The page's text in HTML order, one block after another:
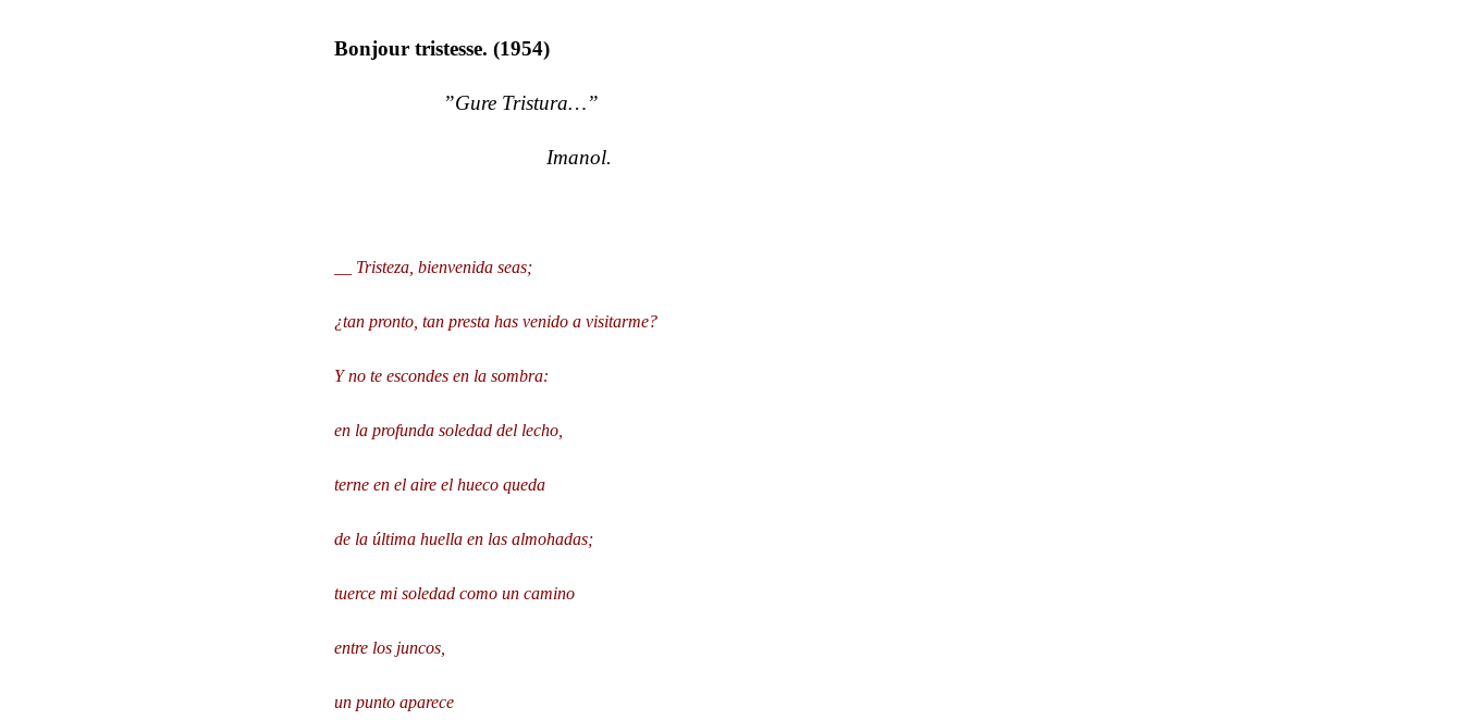
Bonjour tristesse. (1954)
”Gure Tristura…”
Imanol.
__ Tristeza, bienvenida seas;
¿tan pronto, tan presta has venido a visitarme?
Y no te escondes en la sombra:
en la profunda soledad del lecho,
terne en el aire el hueco queda
de la última huella en las almohadas;
tuerce mi soledad como un camino
entre los juncos,
un punto aparece